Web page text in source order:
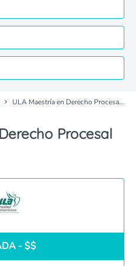
ULA Maestría en Derecho Procesal Civil
Procesal
- $$